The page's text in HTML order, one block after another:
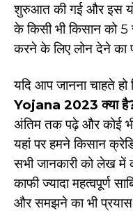
शुरुआत की गई और इस
के किसी भी किसान को
करने के लिए लोन देने का
यदि आप जानना चाहते हो
Yojana 2023क्या है
अंतिम तक पढ़े और कोई
यहां पर हमने किसान
सभी जानकारी को लेख में
काफी ज्यादा महत्वपूर्ण
और समझने का भी